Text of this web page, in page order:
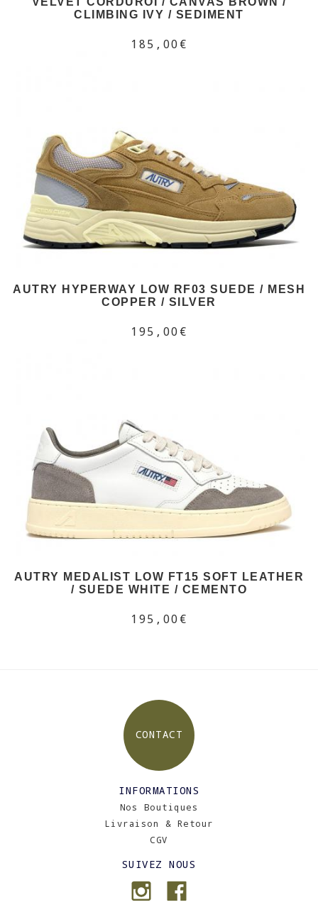
CLIMBING IVY / SEDIMENT
185,00€
AUTRY HYPERWAY LOW RF03 SUEDE / MESH
COPPER / SILVER
195,00€
AUTRY MEDALIST LOW FT15 SOFT LEATHER
/ SUEDE WHITE / CEMENTO
195,00€
CONTACT
INFORMATIONS
Nos Boutiques
Livraison & Retour
CGV
SUIVEZ NOUS